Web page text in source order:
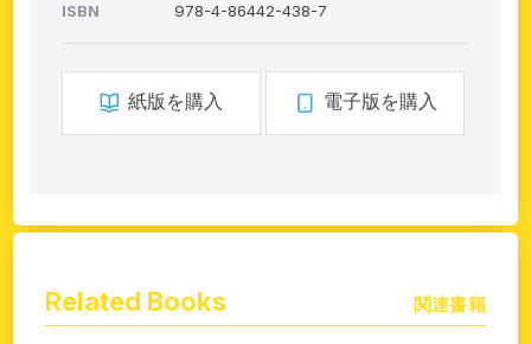
ISBN
978-4-86442-438-7
紙版を購入 電子版を購入
Related Books 関連書籍